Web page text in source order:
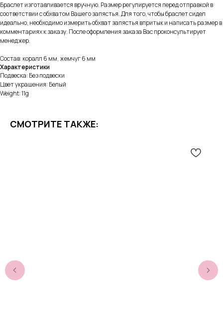
Браслет изготавливается вручную. Размер регулируется перед отправкой в
соответствии с обхватом Вашего запястья. Для того, чтобы браслет сидел
идеально, необходимо измерить обхват запястья впритык и написать размер в
комментариях к заказу. После оформления заказа Вас проконсультирует
менеджер.
Состав: коралл 6 мм, жемчуг 6 мм
Характеристики
Подвеска: Без подвески
Цвет украшения: Белый
Weight: 11g
СМОТРИТЕ ТАКЖЕ: